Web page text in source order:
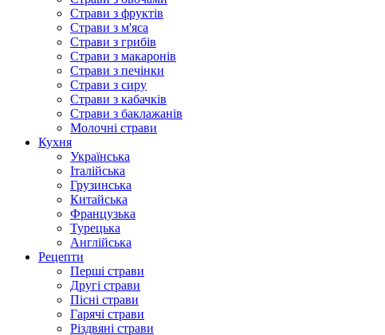
Страви з фруктів
Страви з м'яса
Страви з грибів
Страви з макаронів
Страви з печінки
Страви з сиру
Страви з кабачків
Страви з баклажанів
Молочні страви
Кухня
Українська
Італійська
Грузинська
Китайська
Французька
Турецька
Англійська
Рецепти
Перші страви
Другі страви
Пісні страви
Гарячі страви
Різдвяні страви